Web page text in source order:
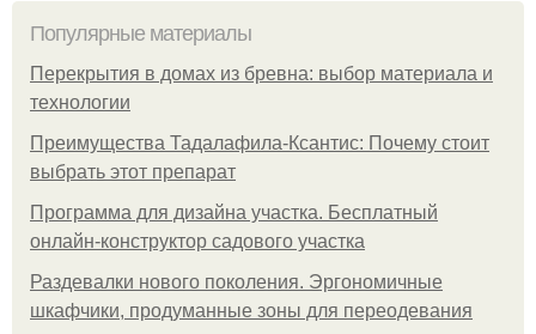
Популярные материалы
Перекрытия в домах из бревна: выбор материала и
технологии
Преимущества Тадалафила-Ксантис: Почему стоит
выбрать этот препарат
Программа для дизайна участка. Бесплатный
онлайн-конструктор садового участка
Раздевалки нового поколения. Эргономичные
шкафчики, продуманные зоны для переодевания